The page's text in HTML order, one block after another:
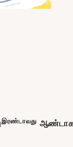
இரண்டாவது ஆண்டாக,